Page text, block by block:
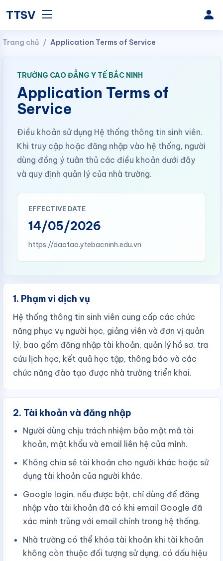
TTSV
Trang chủ Application Terms of Service
TRƯỜNG CAO ĐẲNG Y TẾ BẮC NINH
Application Terms of
Service
Điều khoản sử dụng Hệ thống thông tin sinh viên.
Khi truy cập hoặc đăng nhập vào hệ thống, người
dùng đồng ý tuân thủ các điều khoản dưới đây
và quy định quản lý của nhà trường.
EFFECTIVE DATE
14/05/2026
https://daotao.ytebacninh.edu.vn
1. Phạm vi dịch vụ
Hệ thống thông tin sinh viên cung cấp các chức
năng phục vụ người học, giảng viên và đơn vị quản
lý, bao gồm đăng nhập tài khoản, quản lý hồ sơ, tra
cứu lịch học, kết quả học tập, thông báo và các
chức năng đào tạo được nhà trường triển khai.
2. Tài khoản và đăng nhập
Người dùng chịu trách nhiệm bảo mật mã tài
khoản, mật khẩu và email liên hệ của mình.
Không chia sẻ tài khoản cho người khác hoặc sử
dụng tài khoản của người khác.
Google login, nếu được bật, chỉ dùng để đăng
nhập vào tài khoản đã có khi email Google đã
xác minh trùng với email chính trong hệ thống.
Nhà trường có thể khóa tài khoản khi tài khoản
không còn thuộc đối tượng sử dụng, có dấu hiệu